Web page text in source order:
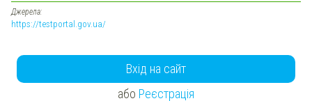
Джерела:
https://testportal.gov.ua/
Вхід на сайт
або Реєстрація